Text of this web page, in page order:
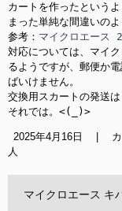
カートを作ったという
まった単純な間違いのよ
参考： マイクロエース
対応については、マイ
るようですが、郵便か
ばいけません。
交換用スカートの発送
それでは。<(_)>
2025年4月16日
人
マイクロエース キ